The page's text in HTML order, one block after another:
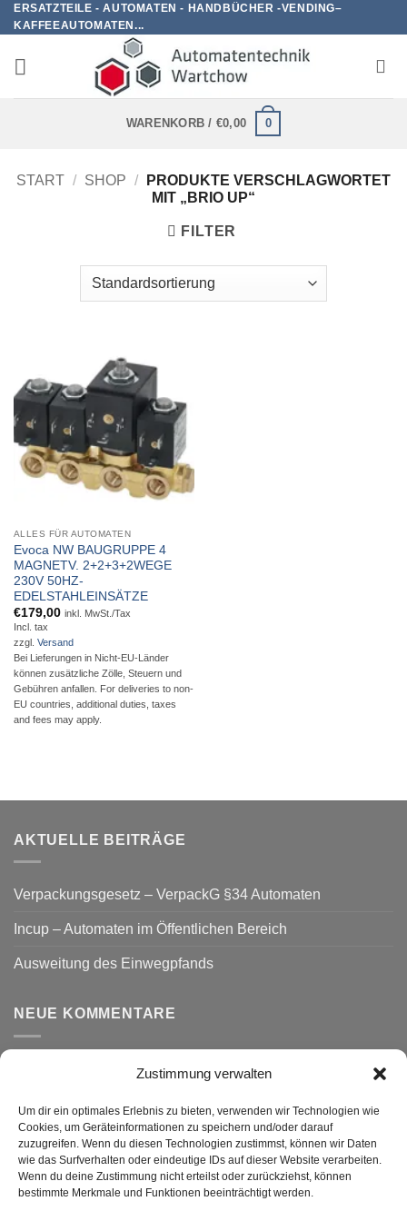
Zustimmung verwalten
Um dir ein optimales Erlebnis zu bieten, verwenden wir Technologien wie
Cookies, um Geräteinformationen zu speichern und/oder darauf
zuzugreifen. Wenn du diesen Technologien zustimmst, können wir Daten
wie das Surfverhalten oder eindeutige IDs auf dieser Website verarbeiten.
Wenn du deine Zustimmung nicht erteilst oder zurückziehst, können
bestimmte Merkmale und Funktionen beeinträchtigt werden.
Zum
Inhalt
springen
ERSATZTEILE - AUTOMATEN - HANDBÜCHER -VENDING–
KAFFEEAUTOMATEN...
WARENKORB / €0,00 0
START / SHOP /
PRODUKTE VERSCHLAGWORTET
MIT „BRIO UP“
FILTER
ALLES FÜR AUTOMATEN
Evoca NW BAUGRUPPE 4
MAGNETV. 2+2+3+2WEGE
230V 50HZ-
EDELSTAHLEINSÄTZE
€179,00 inkl. MwSt./Tax
Incl. tax
zzgl. Versand
Bei Lieferungen in Nicht-EU-Länder
können zusätzliche Zölle, Steuern und
Gebühren anfallen. For deliveries to non-
EU countries, additional duties, taxes
and fees may apply.
AKTUELLE BEITRÄGE
Verpackungsgesetz – VerpackG §34 Automaten
Incup – Automaten im Öffentlichen Bereich
Ausweitung des Einwegpfands
NEUE KOMMENTARE